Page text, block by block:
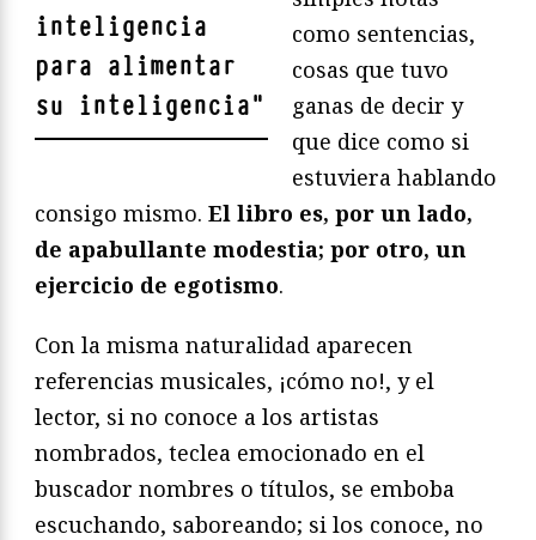
inteligencia
para alimentar
su inteligencia"
como sentencias,
cosas que tuvo
ganas de decir y
que dice como si
estuviera hablando
consigo mismo. El libro es, por un lado,
de apabullante modestia; por otro, un
ejercicio de egotismo.
Con la misma naturalidad aparecen
referencias musicales, ¡cómo no!, y el
lector, si no conoce a los artistas
nombrados, teclea emocionado en el
buscador nombres o títulos, se emboba
escuchando, saboreando; si los conoce, no